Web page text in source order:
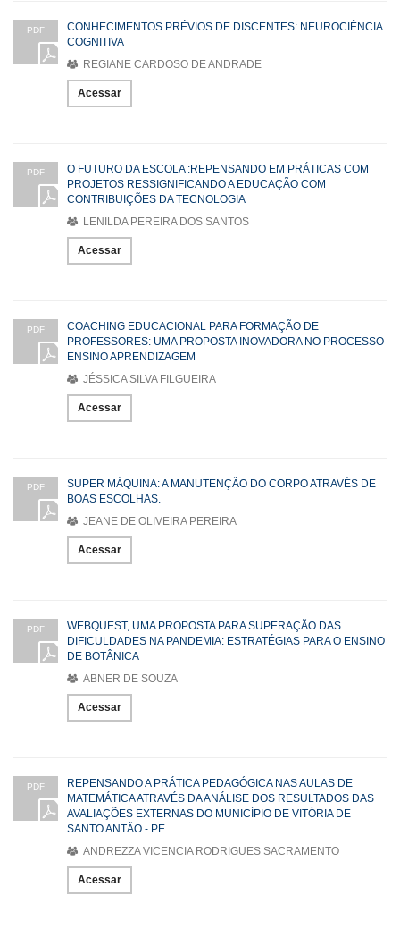
PDF
CONHECIMENTOS PRÉVIOS DE DISCENTES: NEUROCIÊNCIA
COGNITIVA
REGIANE CARDOSO DE ANDRADE
Acessar
PDF
O FUTURO DA ESCOLA :REPENSANDO EM PRÁTICAS COM
PROJETOS RESSIGNIFICANDO A EDUCAÇÃO COM
CONTRIBUIÇÕES DA TECNOLOGIA
LENILDA PEREIRA DOS SANTOS
Acessar
PDF
COACHING EDUCACIONAL PARA FORMAÇÃO DE
PROFESSORES: UMA PROPOSTA INOVADORA NO PROCESSO
ENSINO APRENDIZAGEM
JÉSSICA SILVA FILGUEIRA
Acessar
PDF
SUPER MÁQUINA: A MANUTENÇÃO DO CORPO ATRAVÉS DE
BOAS ESCOLHAS.
JEANE DE OLIVEIRA PEREIRA
Acessar
PDF
WEBQUEST, UMA PROPOSTA PARA SUPERAÇÃO DAS
DIFICULDADES NA PANDEMIA: ESTRATÉGIAS PARA O ENSINO
DE BOTÂNICA
ABNER DE SOUZA
Acessar
PDF
REPENSANDO A PRÁTICA PEDAGÓGICA NAS AULAS DE
MATEMÁTICA ATRAVÉS DA ANÁLISE DOS RESULTADOS DAS
AVALIAÇÕES EXTERNAS DO MUNICÍPIO DE VITÓRIA DE
SANTO ANTÃO - PE
ANDREZZA VICENCIA RODRIGUES SACRAMENTO
Acessar